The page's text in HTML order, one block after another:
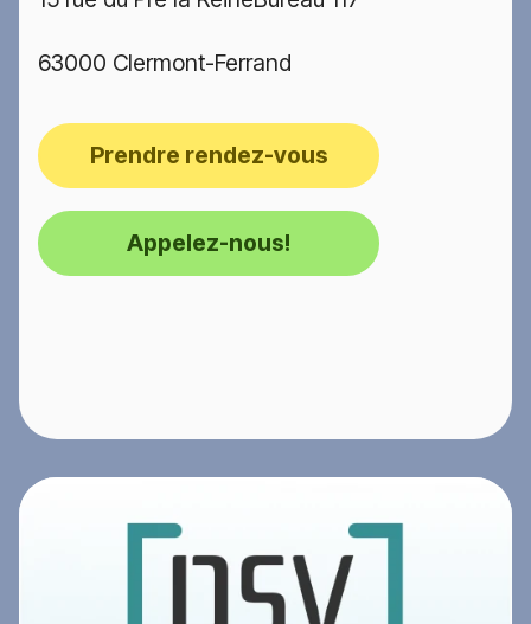
63000 Clermont-Ferrand
Prendre rendez-vous
Appelez-nous!